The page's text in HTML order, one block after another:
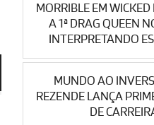
MORRIBLE EM WICKED
A 1ª DRAG QUEEN
INTERPRETANDO
MUNDO AO
REZENDE LANÇA
DE